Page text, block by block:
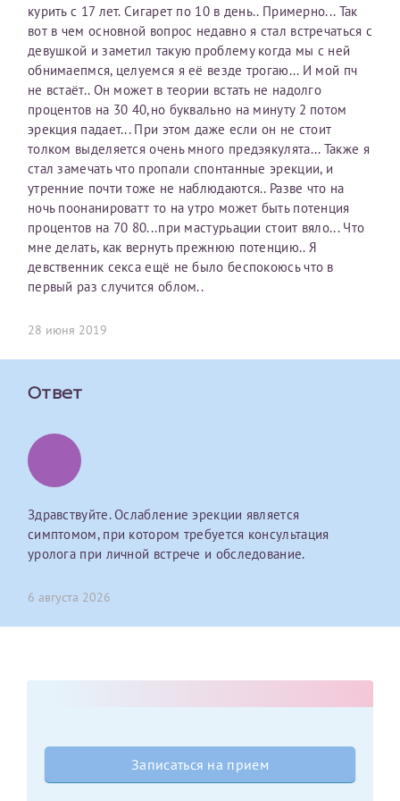
курить с 17 лет. Сигарет по 10 в день.. Примерно... Так
вот в чем основной вопрос недавно я стал встречаться с
девушкой и заметил такую проблему когда мы с ней
обнимаепмся, целуемся я её везде трогаю... И мой пч
не встаёт.. Он может в теории встать не надолго
процентов на 30 40,но буквально на минуту 2 потом
эрекция падает... При этом даже если он не стоит
толком выделяется очень много предэякулята... Также я
стал замечать что пропали спонтанные эрекции, и
утренние почти тоже не наблюдаются.. Разве что на
ночь поонанироватт то на утро может быть потенция
процентов на 70 80...при мастурьации стоит вяло... Что
мне делать, как вернуть прежнюю потенцию.. Я
девственник секса ещё не было беспокоюсь что в
первый раз случится облом..
28 июня 2019
Ответ
Здравствуйте. Ослабление эрекции является
симптомом, при котором требуется консультация
уролога при личной встрече и обследование.
6 августа 2026
Записаться на прием
О каком враче расскажете?
Ваш отзыв
персональных данных
Электронная почта*
Номер телефона*
Номер медицинской карты МЦРМ
Сдать спермограмму
Принимаю условия
персональных данных
Записаться на прием
Наши специалисты готовы помочь вам, предоставив
общую информацию и рекомендации на основе
ваших вопросов. Задайте ваш вопрос,
и мы постараемся ответить на него как можно
скорее.
Я подтверждаю, что ознакомился с уведомлением,
приведённым выше.
Далее
первом заявлении. После отправки готового документа
изменения и переоформление справки на другого
налогоплательщика не выполняются. Пожалуйста,
внимательно проверяйте все данные перед отправкой
заявки.
После отправки заявки вы получите письмо на указанную
электронную почту с подтверждением «Заявка на справку
принята». Если письмо не поступит, пожалуйста, свяжитесь
с МЦРМ для уточнения информации.
Заявление
Прошу выдать справку об оказанных медицинских услугах
следующим пациентам:
Фамилия*
Имя*
Дата рождения*